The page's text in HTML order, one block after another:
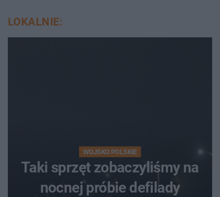
LOKALNIE:
WOJSKO POLSKIE
Taki sprzęt zobaczyliśmy na
nocnej próbie defilady